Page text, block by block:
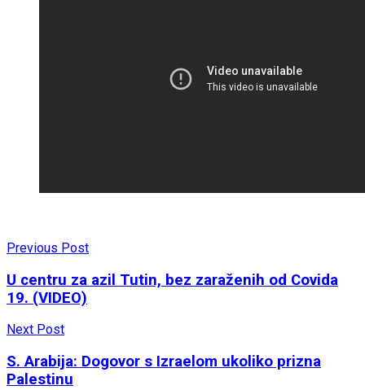
Previous Post
U centru za azil Tutin, bez zaraženih od Covida
19. (VIDEO)
Next Post
S. Arabija: Dogovor s Izraelom ukoliko prizna
Palestinu